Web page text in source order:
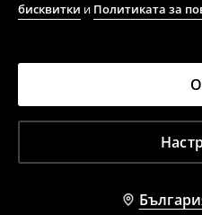
бисквитки и Политиката за